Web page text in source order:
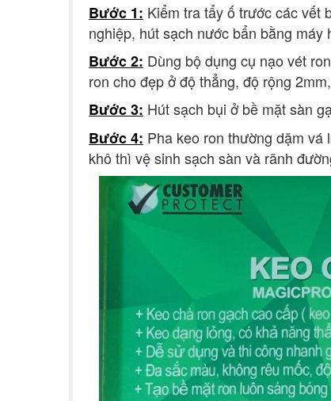
Bước 1: Kiểm tra tẩy ố trước các vết
nghiệp, hút sạch nước bẩn bằng máy
Bước 2: Dùng bộ dụng cụ nạo vét
ron cho đẹp ở độ thẳng, độ rộng
Bước 3: Hút sạch bụi ở bề mặt sàn
Bước 4: Pha keo ron thường dặm vá
khô thì vệ sinh sạch sàn và rãnh